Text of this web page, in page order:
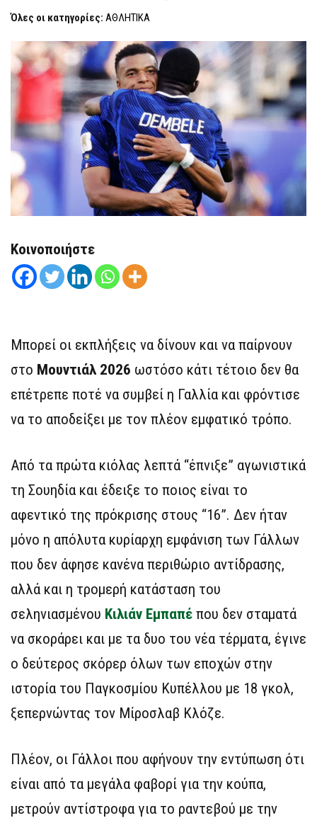
3-
0
Όλες οι κατηγορίες: ΑΘΛΗΤΙΚΑ
Κοινοποιήστε
Μπορεί οι εκπλήξεις να δίνουν και να παίρνουν
στο Μουντιάλ 2026 ωστόσο κάτι τέτοιο δεν θα
επέτρεπε ποτέ να συμβεί η Γαλλία και φρόντισε
να το αποδείξει με τον πλέον εμφατικό τρόπο.
Από τα πρώτα κιόλας λεπτά “έπνιξε” αγωνιστικά
τη Σουηδία και έδειξε το ποιος είναι το
αφεντικό της πρόκρισης στους “16”. Δεν ήταν
μόνο η απόλυτα κυρίαρχη εμφάνιση των Γάλλων
που δεν άφησε κανένα περιθώριο αντίδρασης,
αλλά και η τρομερή κατάσταση του
σεληνιασμένου Κιλιάν Εμπαπέ που δεν σταματά
να σκοράρει και με τα δυο του νέα τέρματα, έγινε
ο δεύτερος σκόρερ όλων των εποχών στην
ιστορία του Παγκοσμίου Κυπέλλου με 18 γκολ,
ξεπερνώντας τον Μίροσλαβ Κλόζε.
Πλέον, οι Γάλλοι που αφήνουν την εντύπωση ότι
είναι από τα μεγάλα φαβορί για την κούπα,
μετρούν αντίστροφα για το ραντεβού με την